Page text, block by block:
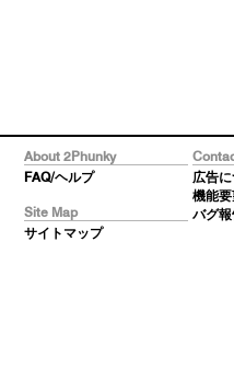
About 2Phunky
FAQ/ヘルプ
Site Map
サイトマップ
広告
機能
バグ